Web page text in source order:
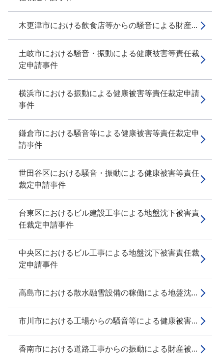
木更津市における飲食店等からの騒音による財産...
土岐市における騒音・振動による健康被害等責任裁
定申請事件
横浜市における振動による健康被害等責任裁定申請
事件
鎌倉市における騒音等による健康被害等責任裁定申
請事件
世田谷区における騒音・振動による健康被害等責任
裁定申請事件
台東区におけるビル建設工事による地盤沈下被害責
任裁定申請事件
中央区におけるビル工事による地盤沈下被害責任裁
定申請事件
高島市における散水融雪設備の稼働による地盤沈...
市川市における工場からの騒音等による健康被害...
香南市における道路工事からの振動による財産被...